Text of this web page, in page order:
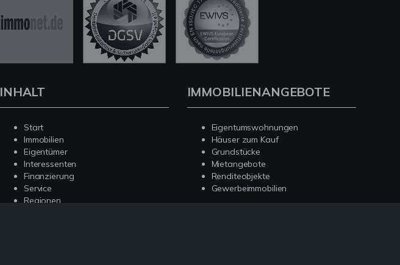
INHALT
Start
Immobilien
Eigentümer
Interessenten
Finanzierung
Service
Regionen
IMMOBILIENANGEBOTE
Eigentumswohnungen
Häuser zum Kauf
Grundstücke
Mietangebote
Renditeobjekte
Gewerbeimmobilien